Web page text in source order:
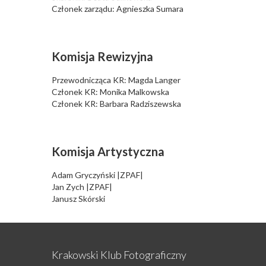
Członek zarządu: Agnieszka Sumara
Komisja Rewizyjna
Przewodnicząca KR: Magda Langer
Członek KR: Monika Malkowska
Członek KR: Barbara Radziszewska
Komisja Artystyczna
Adam Gryczyński |ZPAF|
Jan Zych |ZPAF|
Janusz Skórski
Krakowski Klub Fotograficzny